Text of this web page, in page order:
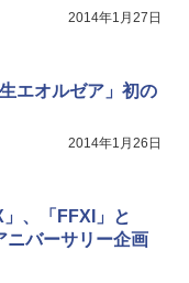
2014年1月27日
エオルゼア」初の
2014年1月26日
」、「FFXI」と
ニバーサリー企画